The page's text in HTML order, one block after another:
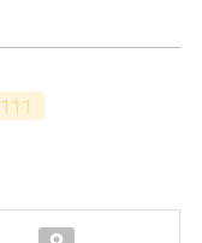
111